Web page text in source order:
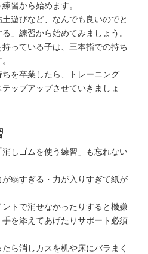
習から始めます。
遊びなど、なんでも良いのでと
」練習から始めてみましょう。
っている子は、三本指での持ち
を卒業したら、トレーニング
ップアップさせていきましょ
しゴムを使う練習」も忘れない
弱すぎる・力が入りすぎて紙が
トで消せなかったりすると機嫌
を添えてあげたりサポート必須
ら消しカスを机や床にバラまく